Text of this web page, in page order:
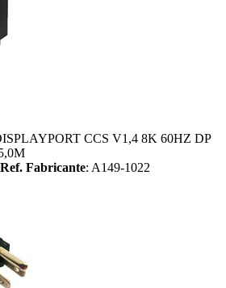
CCS V1,4 8K 60HZ DP
Ref. Fabricante: A149-1022